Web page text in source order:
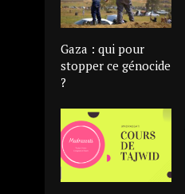
Gaza : qui pour
stopper ce génocide
?